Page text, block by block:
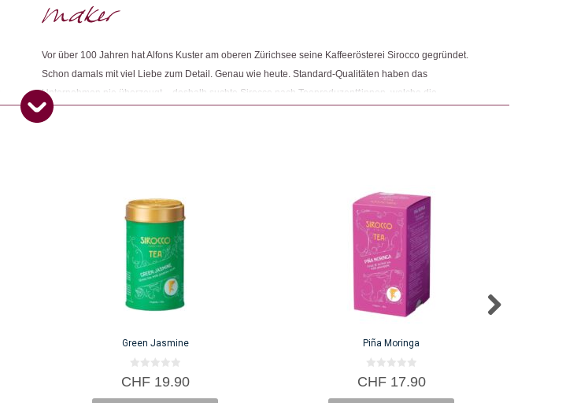
Weitere Produkte shoppen, die diesem Changemaker Kriterium entsprechen:
Vor über 100 Jahren hat Alfons Kuster am oberen Zürichsee seine Kaffeerösterei Sirocco gegründet.
Schon damals mit viel Liebe zum Detail. Genau wie heute. Standard-Qualitäten haben das
Unternehmen nie überzeugt – deshalb suchte Sirocco nach Teeproduzent*innen, welche die
Begeisterung für höchste Bio-Qualität und kompromisslosen Geschmack teilen. So entstanden
Green Jasmine
0
v
CHF19.90
Piña Moringa
0
v
CHF17.90